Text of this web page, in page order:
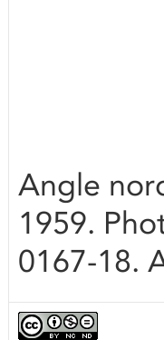
Angle
1959.
0167-18.